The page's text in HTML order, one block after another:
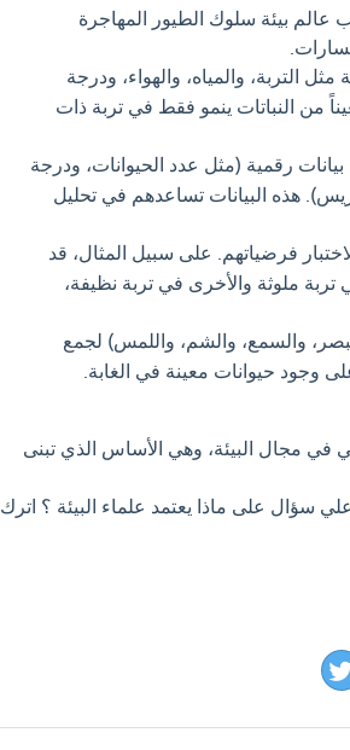
عالم بيئة سلوك الطيور المهاجرة
التربة، والمياه، والهواء، ودرجة
من النباتات ينمو فقط في تربة ذات
رقمية (مثل عدد الحيوانات، ودرجة
هذه البيانات تساعدهم في تحليل
فرضياتهم. على سبيل المثال، قد
تربة ملوثة والأخرى في تربة نظيفة،
والسمع، والشم، واللمس) لجمع
وجود حيوانات معينة في الغابة.
في مجال البيئة، وهي الأساس الذي تبنى
سؤال على ماذا يعتمد علماء البيئة ؟ اترك